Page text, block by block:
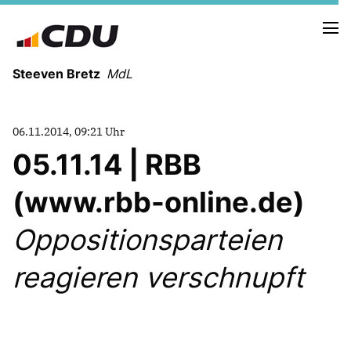
Steeven Bretz MdL
VITA
WAHLKREISBESUCHE
PRESSEFOTOS
MEIN BÜRGERBÜRO
06.11.2014, 09:21 Uhr
05.11.14 | RBB
(www.rbb-online.de)
Oppositionsparteien
reagieren verschnupft